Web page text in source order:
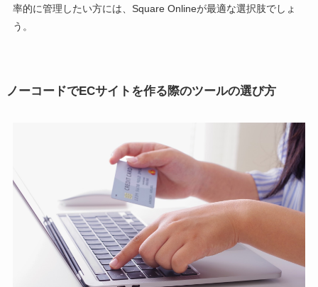
率的に管理したい方には、Square Onlineが最適な選択肢でしょ
う。
ノーコードでECサイトを作る際のツールの選び方